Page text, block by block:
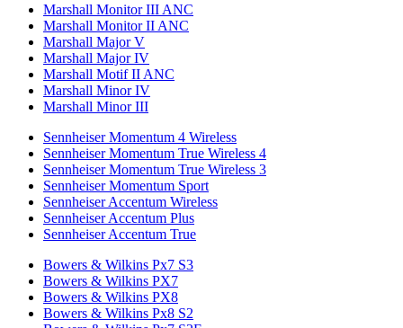
Marshall Monitor III ANC
Marshall Monitor II ANC
Marshall Major V
Marshall Major IV
Marshall Motif II ANC
Marshall Minor IV
Marshall Minor III
Sennheiser Momentum 4 Wireless
Sennheiser Momentum True Wireless 4
Sennheiser Momentum True Wireless 3
Sennheiser Momentum Sport
Sennheiser Accentum Wireless
Sennheiser Accentum Plus
Sennheiser Accentum True
Bowers & Wilkins Px7 S3
Bowers & Wilkins PX7
Bowers & Wilkins PX8
Bowers & Wilkins Px8 S2